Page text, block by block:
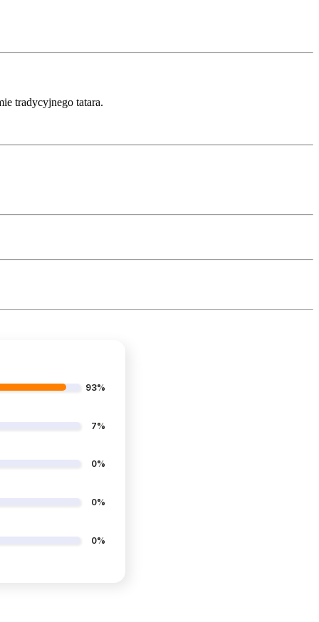
tradycyjnego tatara.
93%
7%
0%
0%
0%